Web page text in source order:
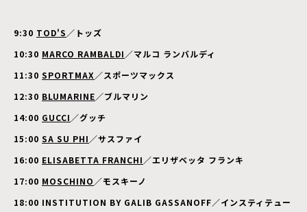
9:30 TOD'S ／トッズ
10:30 MARCO RAMBALDI ／マルコ ランバルディ
11:30 SPORTMAX ／スポーツマックス
12:30 BLUMARINE／ブルマリン
14:00 GUCCI ／グッチ
15:00 SA SU PHI ／サスファイ
16:00 ELISABETTA FRANCHI ／エリザベッタ フランキ
17:00 MOSCHINO ／モスキーノ
18:00 INSTITUTION BY GALIB GASSANOFF／インスティテュー